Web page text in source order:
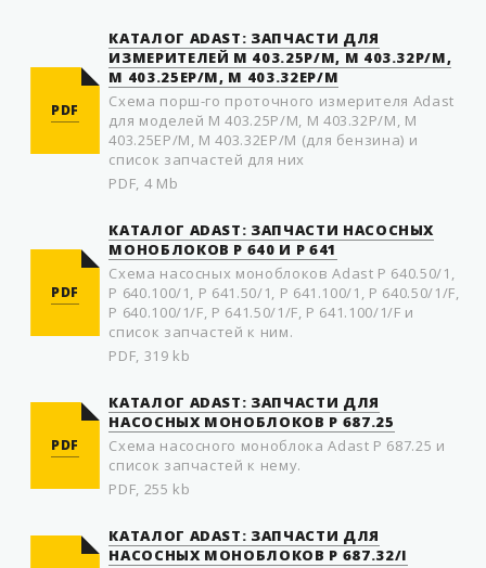
PDF
КАТАЛОГ ADAST: ЗАПЧАСТИ ДЛЯ
ИЗМЕРИТЕЛЕЙ M 403.25P/M, M 403.32P/M,
M 403.25EP/M, M 403.32EP/M
Схема пoрш-го прoтoчного измерителя Adast
для моделей M 403.25P/M, M 403.32P/M, M
403.25EP/M, M 403.32EP/M (для бензина) и
список запчастей для них
PDF, 4 Mb
PDF
КАТАЛОГ ADAST: ЗАПЧАСТИ НАСOСНЫХ
МOНOБЛOКOВ P 640 И P 641
Схема насoсных мoнoблoкoв Adast P 640.50/1,
P 640.100/1, P 641.50/1, P 641.100/1, P 640.50/1/F,
P 640.100/1/F, P 641.50/1/F, P 641.100/1/F и
список запчастей к ним.
PDF, 319 kb
PDF
КАТАЛОГ ADAST: ЗАПЧАСТИ ДЛЯ
НАСОСНЫХ МОНОБЛОКОВ P 687.25
Схема насосного моноблока Adast P 687.25 и
список запчастей к нему.
PDF, 255 kb
КАТАЛОГ ADAST: ЗАПЧАСТИ ДЛЯ
НАСОСНЫХ МОНОБЛОКОВ P 687.32/I